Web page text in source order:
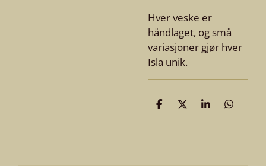
Hver veske er
håndlaget, og små
variasjoner gjør hver
Isla unik.
D
D
D
D